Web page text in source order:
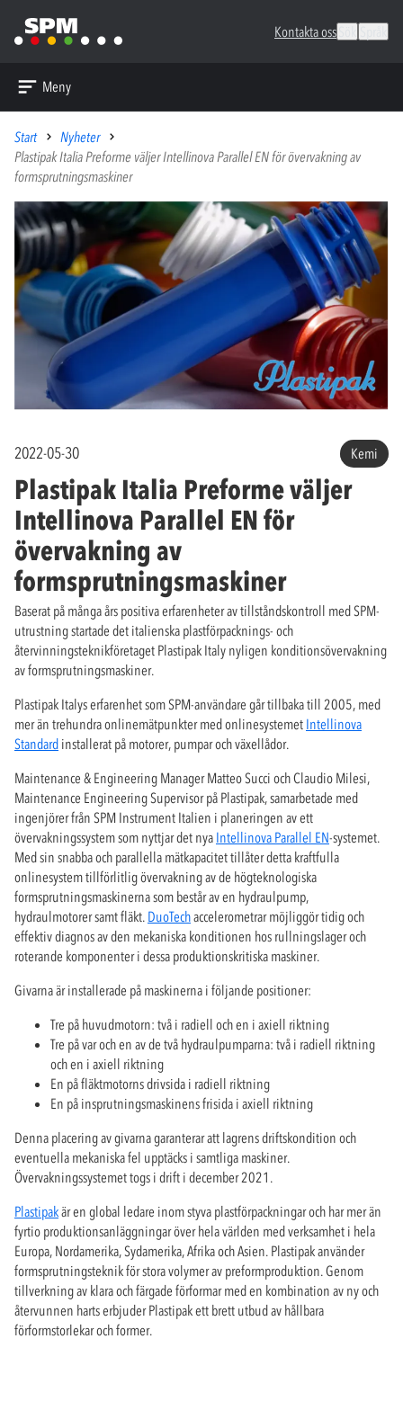
Kontakta oss
Meny
Start
Nyheter
Plastipak Italia Preforme väljer Intellinova Parallel EN för övervakning av
formsprutningsmaskiner
2022-05-30 Kemi
Plastipak Italia Preforme väljer
Intellinova Parallel EN för
övervakning av
formsprutningsmaskiner
Baserat på många års positiva erfarenheter av tillståndskontroll med SPM-
utrustning startade det italienska plastförpacknings- och
återvinningsteknikföretaget Plastipak Italy nyligen konditionsövervakning
av formsprutningsmaskiner.
Plastipak Italys erfarenhet som SPM-användare går tillbaka till 2005, med
mer än trehundra onlinemätpunkter med onlinesystemet Intellinova
Standard installerat på motorer, pumpar och växellådor.
Maintenance & Engineering Manager Matteo Succi och Claudio Milesi,
Maintenance Engineering Supervisor på Plastipak, samarbetade med
ingenjörer från SPM Instrument Italien i planeringen av ett
övervakningssystem som nyttjar det nya Intellinova Parallel EN-systemet.
Med sin snabba och parallella mätkapacitet tillåter detta kraftfulla
onlinesystem tillförlitlig övervakning av de högteknologiska
formsprutningsmaskinerna som består av en hydraulpump,
hydraulmotorer samt fläkt. DuoTechaccelerometrar möjliggör tidig och
effektiv diagnos av den mekaniska konditionen hos rullningslager och
roterande komponenter i dessa produktionskritiska maskiner.
Givarna är installerade på maskinerna i följande positioner:
Tre på huvudmotorn: två i radiell och en i axiell riktning
Tre på var och en av de två hydraulpumparna: två i radiell riktning
och en i axiell riktning
En på fläktmotorns drivsida i radiell riktning
En på insprutningsmaskinens frisida i axiell riktning
Denna placering av givarna garanterar att lagrens driftskondition och
eventuella mekaniska fel upptäcks i samtliga maskiner.
Övervakningssystemet togs i drift i december 2021.
Plastipakär en global ledare inom styva plastförpackningar och har mer än
fyrtio produktionsanläggningar över hela världen med verksamhet i hela
Europa, Nordamerika, Sydamerika, Afrika och Asien. Plastipak använder
formsprutningsteknik för stora volymer av preformproduktion. Genom
tillverkning av klara och färgade förformar med en kombination av ny och
återvunnen harts erbjuder Plastipak ett brett utbud av hållbara
förformstorlekar och former.